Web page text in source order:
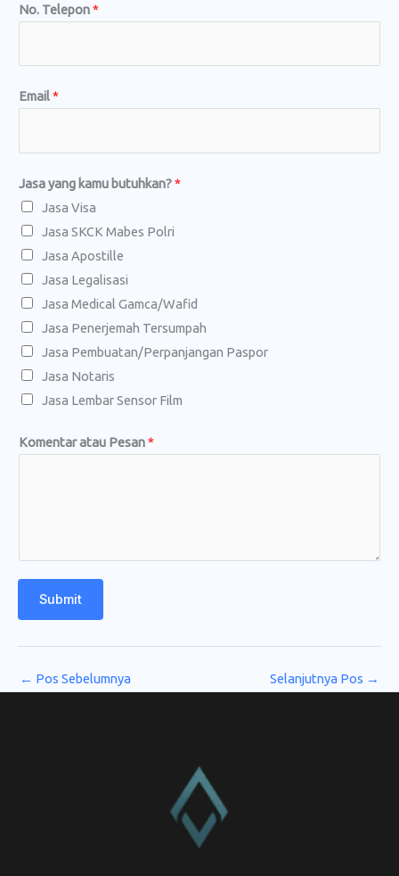
e
k
o
m
e
n
t
a
N
a
m
a
No. Telepon*
Email*
Jasa yang kamu butuhkan?*
Jasa Visa
Jasa SKCK Mabes Polri
Jasa Apostille
Jasa Legalisasi
Jasa Medical Gamca/Wafid
Jasa Penerjemah Tersumpah
Jasa Pembuatan/Perpanjangan Paspor
Jasa Notaris
Jasa Lembar Sensor Film
Komentar atau Pesan*
Submit
← Pos Sebelumnya Selanjutnya Pos →